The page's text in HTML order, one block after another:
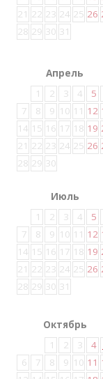
21 22 23 24 25 26
28 29 30 31
Апрель
1
2 3 4 5
7
8 9 10 11 12
14 15 16 17 18 19
21 22 23 24 25 26
28 29 30
Июль
1
2 3 4 5
7
8 9 10 11 12
14 15 16 17 18 19
21 22 23 24 25 26
28 29 30 31
Октябрь
1
2 3 4
6
7 8 9 10 11